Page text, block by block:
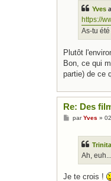
Yves
https://
As-tu
Plutôt
Bon, ce qui
partie) de ce
Re: Des
MparYves »
Trinita
Ah,
Je te crois !